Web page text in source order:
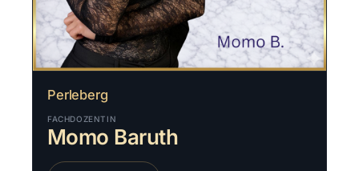
Perleberg
FACHDOZENTIN
Momo Baruth